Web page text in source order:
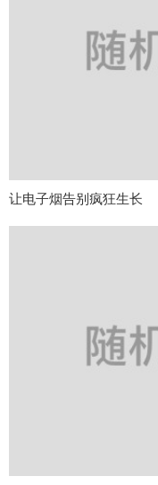
让电子烟告别疯狂生长